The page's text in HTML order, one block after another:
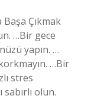
Başa Çıkmak
…Bir gece
yapın. …
…Bir
stres
olun.